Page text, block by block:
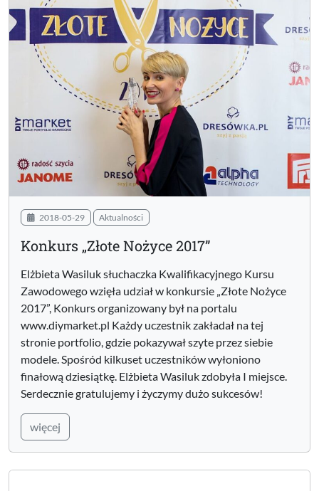
2018-05-29 Aktualności
Konkurs „Złote Nożyce 2017”
Elżbieta Wasiluk słuchaczka Kwalifikacyjnego Kursu
Zawodowego wzięła udział w konkursie „Złote Nożyce
2017”, Konkurs organizowany był na portalu
www.diymarket.pl Każdy uczestnik zakładał na tej
stronie portfolio, gdzie pokazywał szyte przez siebie
modele. Spośród kilkuset uczestników wyłoniono
finałową dziesiątkę. Elżbieta Wasiluk zdobyła I miejsce.
Serdecznie gratulujemy i życzymy dużo sukcesów!
więcej